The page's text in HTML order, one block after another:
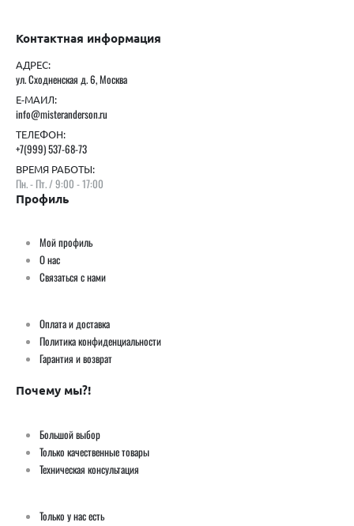
Контактная информация
АДРЕС:
ул. Сходненская д. 6, Москва
Е-МАИЛ:
info@misteranderson.ru
ТЕЛЕФОН:
+7(999) 537-68-73
ВРЕМЯ РАБОТЫ:
Пн. - Пт. / 9:00 - 17:00
Профиль
Мой профиль
О нас
Связаться с нами
Оплата и доставка
Политика конфиденциальности
Гарантия и возврат
Почему мы?!
Большой выбор
Только качественные товары
Техническая консультация
Только у нас есть